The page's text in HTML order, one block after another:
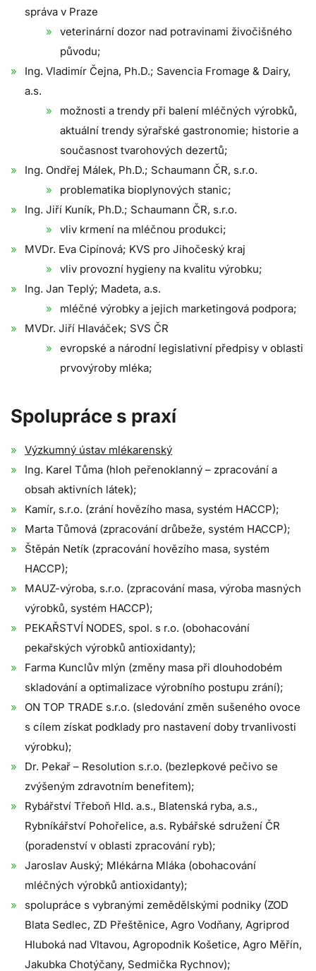
správa v Praze
veterinární dozor nad potravinami živočišného
původu;
Ing. Vladimír Čejna, Ph.D.; Savencia Fromage & Dairy,
a.s.
možnosti a trendy při balení mléčných výrobků,
aktuální trendy sýrařské gastronomie; historie a
současnost tvarohových dezertů;
Ing. Ondřej Málek, Ph.D.; Schaumann ČR, s.r.o.
problematika bioplynových stanic;
Ing. Jiří Kuník, Ph.D.; Schaumann ČR, s.r.o.
vliv krmení na mléčnou produkci;
MVDr. Eva Cipínová; KVS pro Jihočeský kraj
vliv provozní hygieny na kvalitu výrobku;
Ing. Jan Teplý; Madeta, a.s.
mléčné výrobky a jejich marketingová podpora;
MVDr. Jiří Hlaváček; SVS ČR
evropské a národní legislativní předpisy v oblasti
prvovýroby mléka;
Spolupráce s praxí
Výzkumný ústav mlékarenský
Ing. Karel Tůma (hloh peřenoklanný – zpracování a
obsah aktivních látek);
Kamír, s.r.o. (zrání hovězího masa, systém HACCP);
Marta Tůmová (zpracování drůbeže, systém HACCP);
Štěpán Netík (zpracování hovězího masa, systém
HACCP);
MAUZ-výroba, s.r.o. (zpracování masa, výroba masných
výrobků, systém HACCP);
PEKAŘSTVÍ NODES, spol. s r.o. (obohacování
pekařských výrobků antioxidanty);
Farma Kunclův mlýn (změny masa při dlouhodobém
skladování a optimalizace výrobního postupu zrání);
ON TOP TRADE s.r.o. (sledování změn sušeného ovoce
s cílem získat podklady pro nastavení doby trvanlivosti
výrobku);
Dr. Pekař – Resolution s.r.o. (bezlepkové pečivo se
zvýšeným zdravotním benefitem);
Rybářství Třeboň Hld. a.s., Blatenská ryba, a.s.,
Rybníkářství Pohořelice, a.s. Rybářské sdružení ČR
(poradenství v oblasti zpracování ryb);
Jaroslav Auský; Mlékárna Mláka (obohacování
mléčných výrobků antioxidanty);
spolupráce s vybranými zemědělskými podniky (ZOD
Blata Sedlec, ZD Přeštěnice, Agro Vodňany, Agriprod
Hluboká nad Vltavou, Agropodnik Košetice, Agro Měřín,
Jakubka Chotýčany, Sedmička Rychnov);